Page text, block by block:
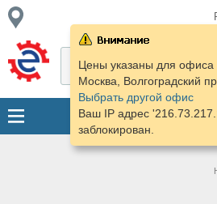
Цены указаны для офиса
Москва, Волгоградский
Выбрать другой офис
Ваш IP адрес
заблокирован.